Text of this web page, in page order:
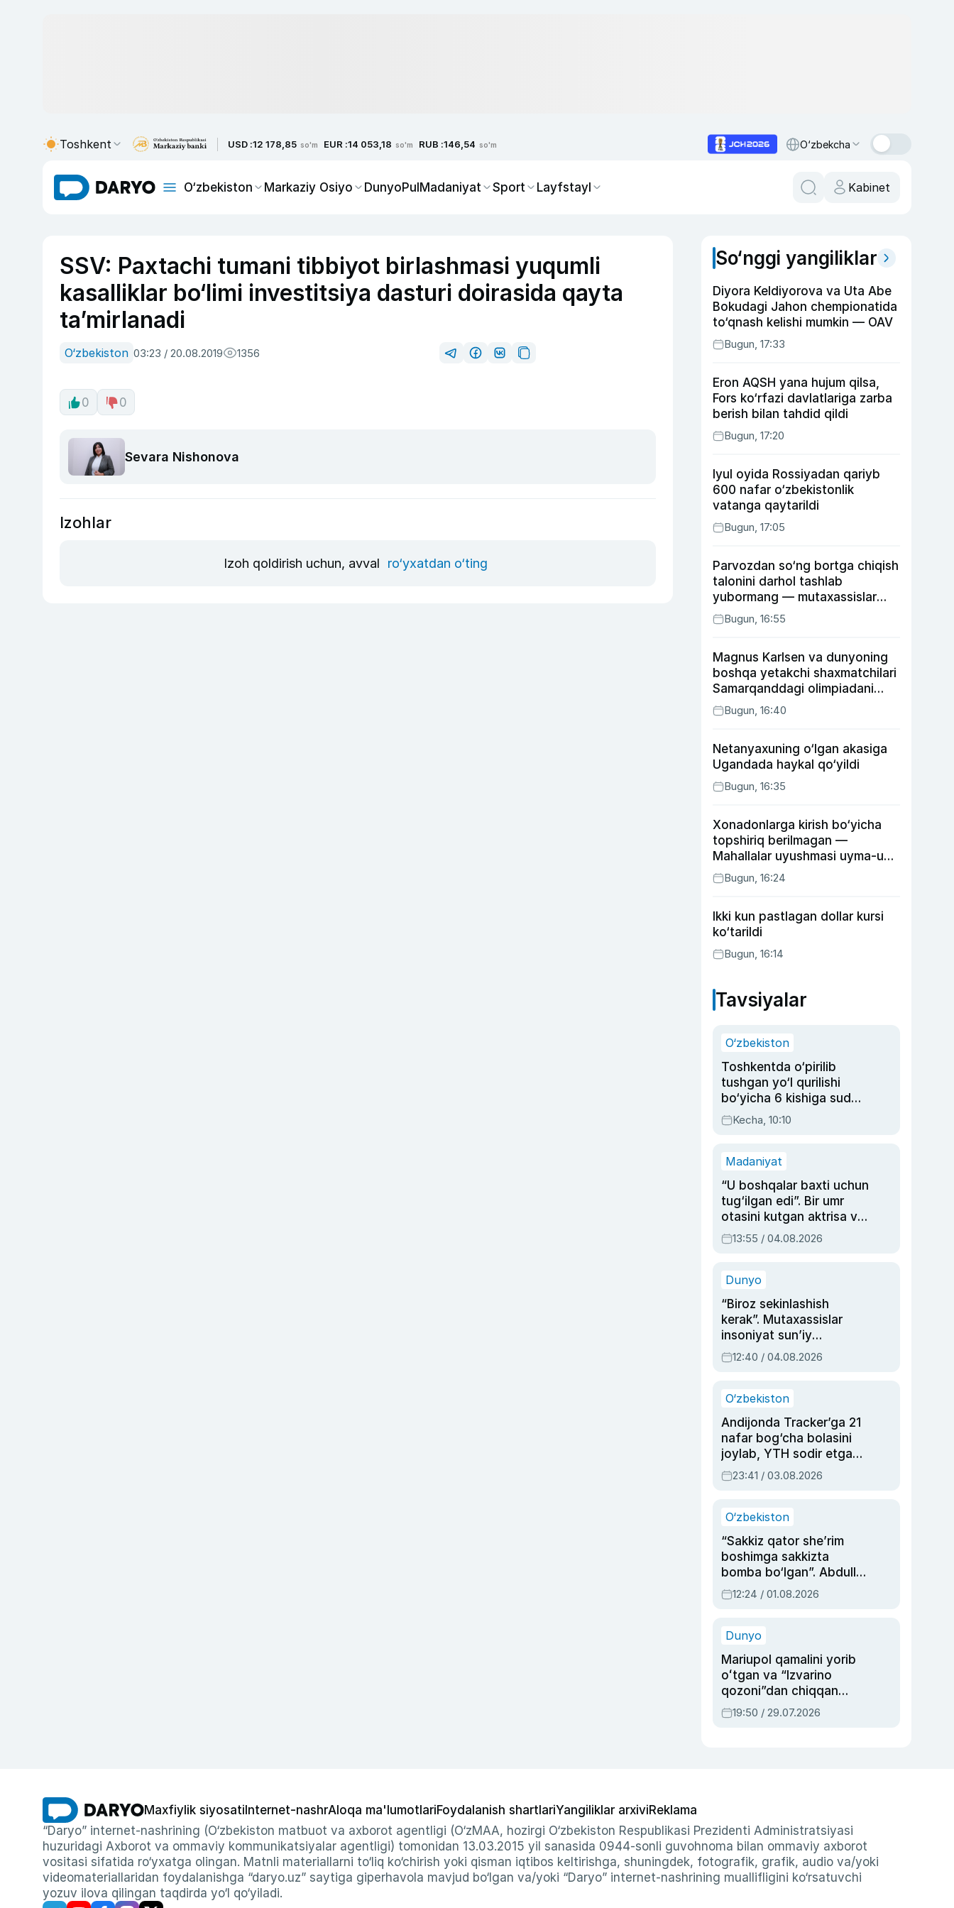
Toshkent USD :12 178,85 so'm EUR :14 053,18 so'm RUB :146,54 so'm O‘zbekcha
O‘zbekiston Markaziy Osiyo DunyoPulMadaniyat Sport Layfstayl Kabinet
SSV: Paxtachi tumani tibbiyot birlashmasi yuqumli
kasalliklar bo‘limi investitsiya dasturi doirasida qayta
ta’mirlanadi
O‘zbekiston 03:23 / 20.08.2019 1356
0 0
Sevara Nishonova
Izohlar
Izoh qoldirish uchun, avval ro‘yxatdan o‘ting
So‘nggi yangiliklar
Diyora Keldiyorova va Uta Abe
Bokudagi Jahon chempionatida
to‘qnash kelishi mumkin — OAV
Bugun, 17:33
Eron AQSH yana hujum qilsa,
Fors ko‘rfazi davlatlariga zarba
berish bilan tahdid qildi
Bugun, 17:20
Iyul oyida Rossiyadan qariyb
600 nafar o‘zbekistonlik
vatanga qaytarildi
Bugun, 17:05
Parvozdan so‘ng bortga chiqish
talonini darhol tashlab
yubormang — mutaxassislar
buning sababini tushuntirdi
Bugun, 16:55
Magnus Karlsen va dunyoning
boshqa yetakchi shaxmatchilari
Samarqanddagi olimpiadani
o‘tkazib yuboradi
Bugun, 16:40
Netanyaxuning o‘lgan akasiga
Ugandada haykal qo‘yildi
Bugun, 16:35
Xonadonlarga kirish bo‘yicha
topshiriq berilmagan —
Mahallalar uyushmasi uyma-uy
yurgan mas’ullar haqida
Bugun, 16:24
Ikki kun pastlagan dollar kursi
ko‘tarildi
Bugun, 16:14
Tavsiyalar
O‘zbekiston
Toshkentda o‘pirilib
tushgan yo‘l qurilishi
bo‘yicha 6 kishiga sud
hukmi o‘qildi
Kecha, 10:10
Madaniyat
“U boshqalar baxti uchun
tug‘ilgan edi”. Bir umr
otasini kutgan aktrisa va
dublyaj ustasi Rimma
Ahmedovaning
13:55 / 04.08.2026
Dunyo
“Biroz sekinlashish
kerak”. Mutaxassislar
insoniyat sun’iy
intellektni boshqara
olmay qolishidan xavotir
12:40 / 04.08.2026
O‘zbekiston
Andijonda Tracker’ga 21
nafar bog‘cha bolasini
joylab, YTH sodir etgan
ayolga sud hukmi o‘qildi
23:41 / 03.08.2026
O‘zbekiston
“Sakkiz qator she’rim
boshimga sakkizta
bomba bo‘lgan”. Abdulla
Oripovni siyosiy
ayblovlardan asrab
12:24 / 01.08.2026
Dunyo
Mariupol qamalini yorib
oʻtgan va “Izvarino
qozoni”dan chiqqan
qahramon — Ukraina
armiyasi bosh
19:50 / 29.07.2026
Maxfiylik siyosati Internet-nashrAloqa ma'lumotlariFoydalanish shartlariYangiliklar arxiviReklama
“Daryo” internet-nashrining (O‘zbekiston matbuot va axborot agentligi (O‘zMAA, hozirgi O‘zbekiston Respublikasi Prezidenti Administratsiyasi
huzuridagi Axborot va ommaviy kommunikatsiyalar agentligi) tomonidan 13.03.2015 yil sanasida 0944-sonli guvohnoma bilan ommaviy axborot
vositasi sifatida ro‘yxatga olingan. Matnli materiallarni to‘liq ko‘chirish yoki qisman iqtibos keltirishga, shuningdek, fotografik, grafik, audio va/yoki
videomateriallaridan foydalanishga “daryo.uz” saytiga giperhavola mavjud bo‘lgan va/yoki “Daryo” internet-nashrining muallifligini ko‘rsatuvchi
yozuv ilova qilingan taqdirda yo‘l qo‘yiladi.